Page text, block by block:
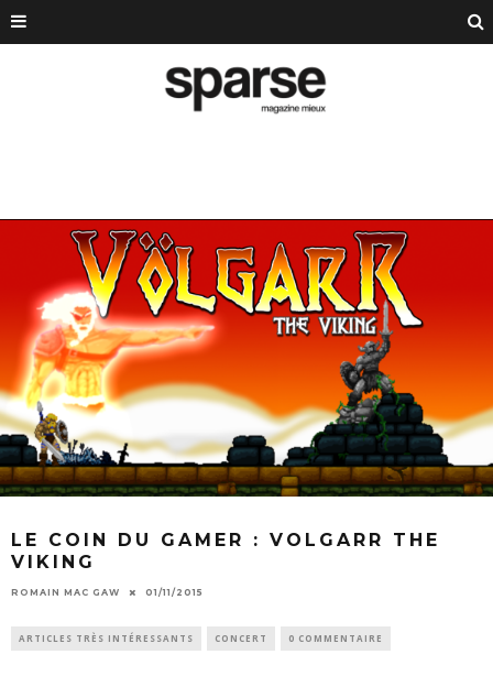
LE COIN DU GAMER : VOLGARR THE
VIKING
ROMAIN MAC GAW 01/11/2015
ARTICLES TRÈS INTÉRESSANTS CONCERT 0 COMMENTAIRE